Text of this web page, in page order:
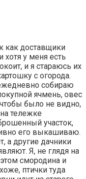
как доставщики
хотя у меня есть
и я стараюсь их
с огорода.
собираю
ячмень, овес
чтобы было не видно,
тележке
участок,
его выкашиваю.
а другие дачники
Я, не глядя на
смородина и
птички туда